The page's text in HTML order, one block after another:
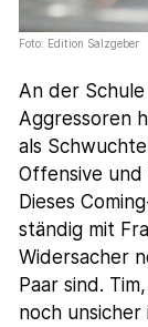
Foto: Edition Salzgeber
An der
Aggressoren
als
Offensive
Dieses
ständig mit
Widersacher
Paar sind.
noch